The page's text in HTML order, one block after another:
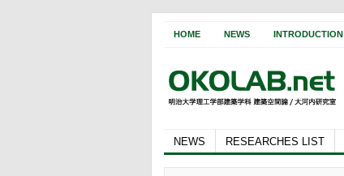
HOME NEWS INTRODUCTION
NEWS RESEARCHES LIST